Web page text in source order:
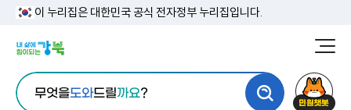
이 누리집은 대한민국 공식 전자정부 누리집입니다.
청
통
합
무엇을도와드릴까요?
원